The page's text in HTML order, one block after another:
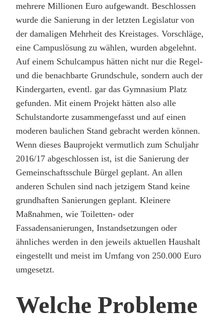
mehrere Millionen Euro aufgewandt. Beschlossen
wurde die Sanierung in der letzten Legislatur von
der damaligen Mehrheit des Kreistages. Vorschläge,
eine Campuslösung zu wählen, wurden abgelehnt.
Auf einem Schulcampus hätten nicht nur die Regel-
und die benachbarte Grundschule, sondern auch der
Kindergarten, eventl. gar das Gymnasium Platz
gefunden. Mit einem Projekt hätten also alle
Schulstandorte zusammengefasst und auf einen
moderen baulichen Stand gebracht werden können.
Wenn dieses Bauprojekt vermutlich zum Schuljahr
2016/17 abgeschlossen ist, ist die Sanierung der
Gemeinschaftsschule Bürgel geplant. An allen
anderen Schulen sind nach jetzigem Stand keine
grundhaften Sanierungen geplant. Kleinere
Maßnahmen, wie Toiletten- oder
Fassadensanierungen, Instandsetzungen oder
ähnliches werden in den jeweils aktuellen Haushalt
eingestellt und meist im Umfang von 250.000 Euro
umgesetzt.
Welche Probleme